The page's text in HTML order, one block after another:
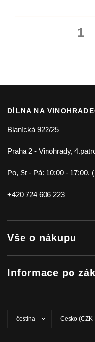
1
DÍLNA NA
Blanícká 922/25
Praha 2 - Vinohrady,
Po, St - Pá: 10:00 - 17:00.
+420 724 606 223
Vše o nákupu
Informace po
zemi/oblast